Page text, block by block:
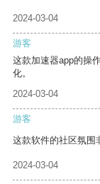
2024-03-04
游客
这款加速器app的操
化。
2024-03-04
游客
这款软件的社区氛围
2024-03-04